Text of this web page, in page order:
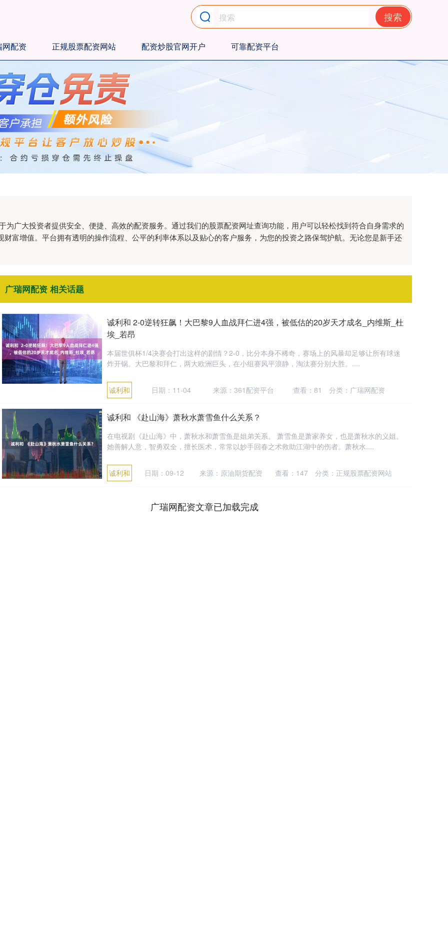
搜索
网配资 正规股票配资网站 配资炒股官网开户 可靠配资平台
为广大投资者提供安全、便捷、高效的配资服务。通过我们的股票配资网址查询功能，用户可以轻松找到符合自身需求的
富增值。平台拥有透明的操作流程、公平的利率体系以及贴心的客户服务，为您的投资之路保驾护航。无论您是新手还
广瑞网配资 相关话题
诚利和 2-0逆转狂飙！大巴黎9人血战拜仁进4强，被低估的20岁天才成名_内维斯_杜
埃_若昂
本届世俱杯1/4决赛会打出这样的剧情？2-0，比分本身不稀奇，赛场上的风暴却足够让所有球迷
炸开锅。大巴黎和拜仁，两大欧洲巨头，在小组赛风平浪静，淘汰赛分别大胜。....
诚利和 日期：11-04 来源：361配资平台 查看：81 分类： 广瑞网配资
诚利和 《赴山海》萧秋水萧雪鱼什么关系？
在电视剧《赴山海》中，萧秋水和萧雪鱼是姐弟关系。 萧雪鱼是萧家养女，也是萧秋水的义姐。
她善解人意，智勇双全，擅长医术，常常以妙手回春之术救助江湖中的伤者。萧秋水....
诚利和 日期：09-12 来源：原油期货配资 查看： 147 分类： 正规股票配资网站
广瑞网配资文章已加载完成